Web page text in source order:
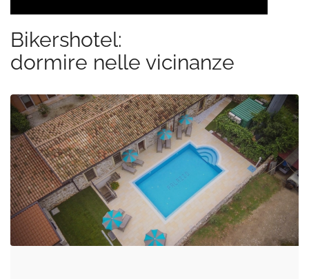
Bikershotel:
dormire nelle vicinanze